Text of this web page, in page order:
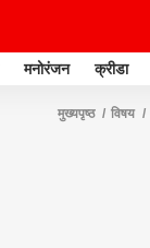
मनोरंजन क्रीडा
मुख्यपृष्ठ विषय